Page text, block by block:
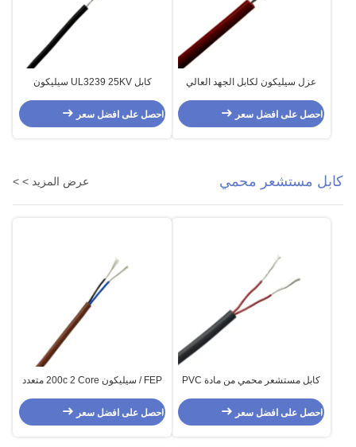
عزل سيليكون لكابل الجهد العالي
احصل على افضل سعر
كابل UL3239 25KV سيليكون
احصل على افضل سعر
كابل مستشعر محمي عرض المزيد > >
كابل مستشعر محمي من مادة PVC
احصل على افضل سعر
FEP / سيليكون 200c 2 Core متعدد
0.34MM2
احصل على افضل سعر